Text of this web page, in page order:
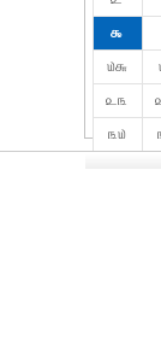
௯
௰௬
௨௩
௩௰